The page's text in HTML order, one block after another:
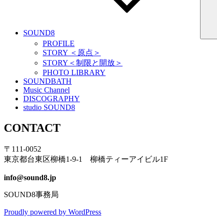
SOUND8
PROFILE
STORY ＜原点＞
STORY＜制限と開放＞
PHOTO LIBRARY
SOUNDBATH
Music Channel
DISCOGRAPHY
studio SOUND8
CONTACT
〒111-0052
東京都台東区柳橋1-9-1 柳橋ティーアイビル1F
info@sound8.jp
SOUND8事務局
Proudly powered by WordPress